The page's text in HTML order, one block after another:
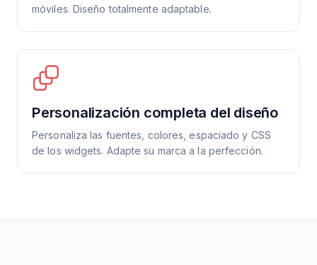
móviles. Diseño totalmente adaptable.
Personalización completa del diseño
Personaliza las fuentes, colores, espaciado y CSS
de los widgets. Adapte su marca a la perfección.